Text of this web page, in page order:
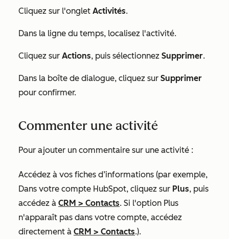
Cliquez sur l'onglet Activités.
Dans la ligne du temps, localisez l'activité.
Cliquez sur Actions, puis sélectionnez Supprimer.
Dans la boîte de dialogue, cliquez sur Supprimer
pour confirmer.
Commenter une activité
Pour ajouter un commentaire sur une activité :
Accédez à vos fiches d’informations (par exemple,
Dans votre compte HubSpot, cliquez sur Plus, puis
accédez à CRM > Contacts. Si l'option Plus
n'apparaît pas dans votre compte, accédez
directement à CRM > Contacts.).